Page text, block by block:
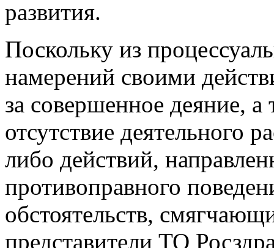
развития.
Поскольку из
намерений своими
за совершенное деяние,
отсутствие деятельного
либо действий,
противоправного
обстоятельств,
представители ТО